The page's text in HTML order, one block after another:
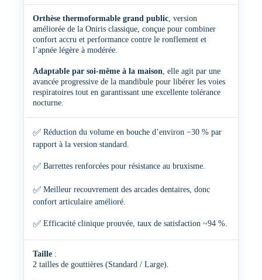
Orthèse thermoformable grand public , version
améliorée de la Oniris classique, conçue pour combiner
confort accru et performance contre le ronflement et
l’apnée légère à modérée.
Adaptable par soi-même à la maison , elle agit par une
avancée progressive de la mandibule pour libérer les voies
respiratoires tout en garantissant une excellente tolérance
nocturne.
✅ Réduction du volume en bouche d’environ −30 % par
rapport à la version standard.
✅ Barrettes renforcées pour résistance au bruxisme.
✅ Meilleur recouvrement des arcades dentaires, donc
confort articulaire amélioré.
✅ Efficacité clinique prouvée, taux de satisfaction ~94 %.
Taille :
2 tailles de gouttières (Standard / Large).